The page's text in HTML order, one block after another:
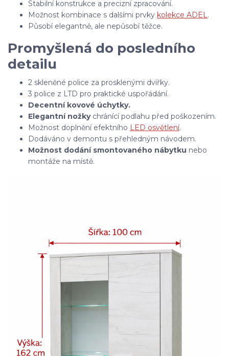
Stabilní konstrukce a precizní zpracování.
Možnost kombinace s dalšími prvky kolekce ADEL.
Působí elegantně, ale nepůsobí těžce.
Promyšlená do posledního
detailu
2 skleněné police za prosklenými dvířky.
3 police z LTD pro praktické uspořádání.
Decentní kovové úchytky.
Elegantní nožkychránící podlahu před poškozením.
Možnost doplnění efektního LED osvětlení.
Dodáváno v demontu s přehledným návodem.
Možnost dodání smontovaného nábytku nebo
montáže na místě.